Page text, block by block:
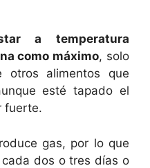
a temperatura
como máximo, solo
alimentos que
esté tapado el
fuerte.
gas, por lo que
dos o tres días o